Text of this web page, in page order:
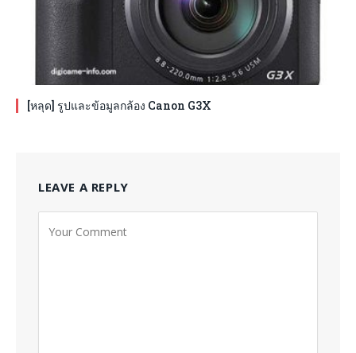
[หลุด] รูปและข้อมูลกล้อง Canon G3X
LEAVE A REPLY